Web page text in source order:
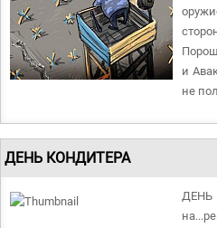
и
не
ДЕНЬ КОНДИТЕРА
ДЕНЬ